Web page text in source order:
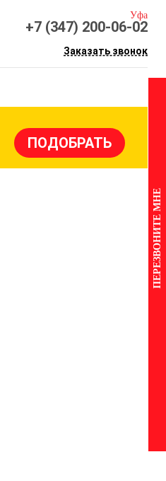
Уфа
+7 (347) 200-06-02
Заказать звонок
ПЕРЕЗВОНИТЕ МНЕ